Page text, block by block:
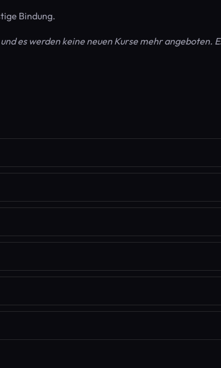
Bindung.
es werden keine neuen Kurse mehr angeboten.